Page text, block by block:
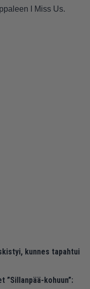
I Miss Us.
kunnes tapahtui
kohuun”: